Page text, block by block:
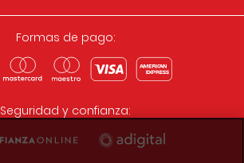
Formas de pago:
Seguridad y confianza: